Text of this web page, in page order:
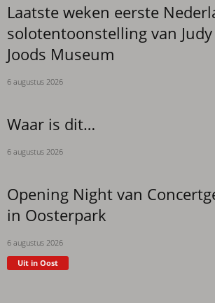
Laatste weken eerste
solotentoonstelling van
Joods Museum
6 augustus 2026
Waar is dit…
6 augustus 2026
Opening Night van
in Oosterpark
6 augustus 2026
Uit in Oost